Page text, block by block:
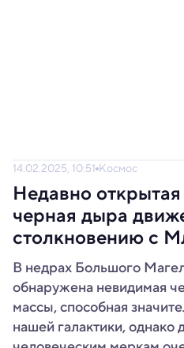
14.02.2025, 10:51 Космос
Недавно
черная дыра
столкновению с
В недрах Большого
обнаружена невидимая
массы, способная
нашей галактики, однако